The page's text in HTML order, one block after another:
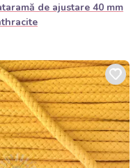
de ajustare 40 mm